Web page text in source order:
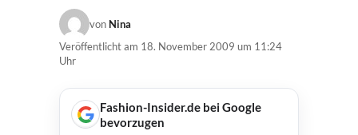
von Nina
Veröffentlicht am 18. November 2009 um 11:24
Uhr
Fashion-Insider.de bei Google
bevorzugen